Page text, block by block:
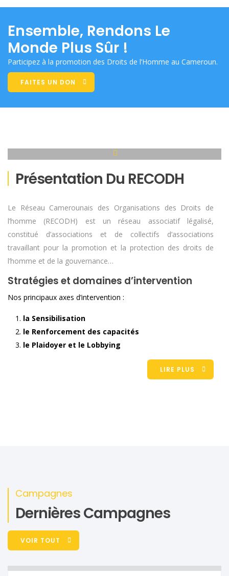
Ensemble, Rendons Le
Monde Plus Sûr !
Participez à la promotion des Droits de l’Homme au Cameroun.
FAITES UN DON
Présentation Du RECODH
Le Réseau Camerounais des Organisations des Droits de
l’homme (RECODH) est un réseau associatif légalisé,
constitué d’associations et de collectifs d’associations
travaillant pour la promotion et la protection des droits de
l’homme et de la gouvernance…
Stratégies et domaines d’intervention
Nos principaux axes d’intervention :
la Sensibilisation
le Renforcement des capacités
le Plaidoyer et le Lobbying
LIRE PLUS
Campagnes
Dernières Campagnes
VOIR TOUT